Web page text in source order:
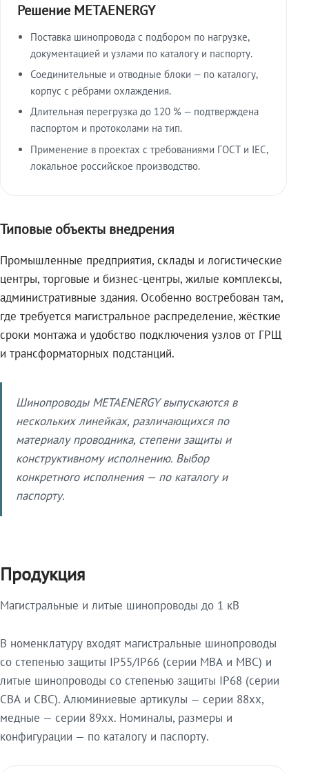
Решение METAENERGY
Поставка шинопровода с подбором по нагрузке,
документацией и узлами по каталогу и паспорту.
Соединительные и отводные блоки — по каталогу,
корпус с рёбрами охлаждения.
Длительная перегрузка до 120 % — подтверждена
паспортом и протоколами на тип.
Применение в проектах с требованиями ГОСТ и IEC,
локальное российское производство.
Типовые объекты внедрения
Промышленные предприятия, склады и логистические
центры, торговые и бизнес-центры, жилые комплексы,
административные здания. Особенно востребован там,
где требуется магистральное распределение, жёсткие
сроки монтажа и удобство подключения узлов от ГРЩ
и трансформаторных подстанций.
Шинопроводы METAENERGY выпускаются в
нескольких линейках, различающихся по
материалу проводника, степени защиты и
конструктивному исполнению. Выбор
конкретного исполнения — по каталогу и
паспорту.
Продукция
Магистральные и литые шинопроводы до 1 кВ
В номенклатуру входят магистральные шинопроводы
со степенью защиты IP55/IP66 (серии МВА и МВС) и
литые шинопроводы со степенью защиты IP68 (серии
СВА и СВС). Алюминиевые артикулы — серии 88xx,
медные — серии 89xx. Номиналы, размеры и
конфигурации — по каталогу и паспорту.